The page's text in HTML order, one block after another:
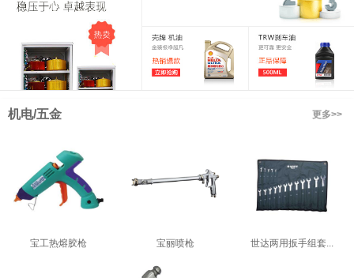
机电/五金 更多>>
宝工热熔胶枪 宝丽喷枪 世达两用扳手组套...